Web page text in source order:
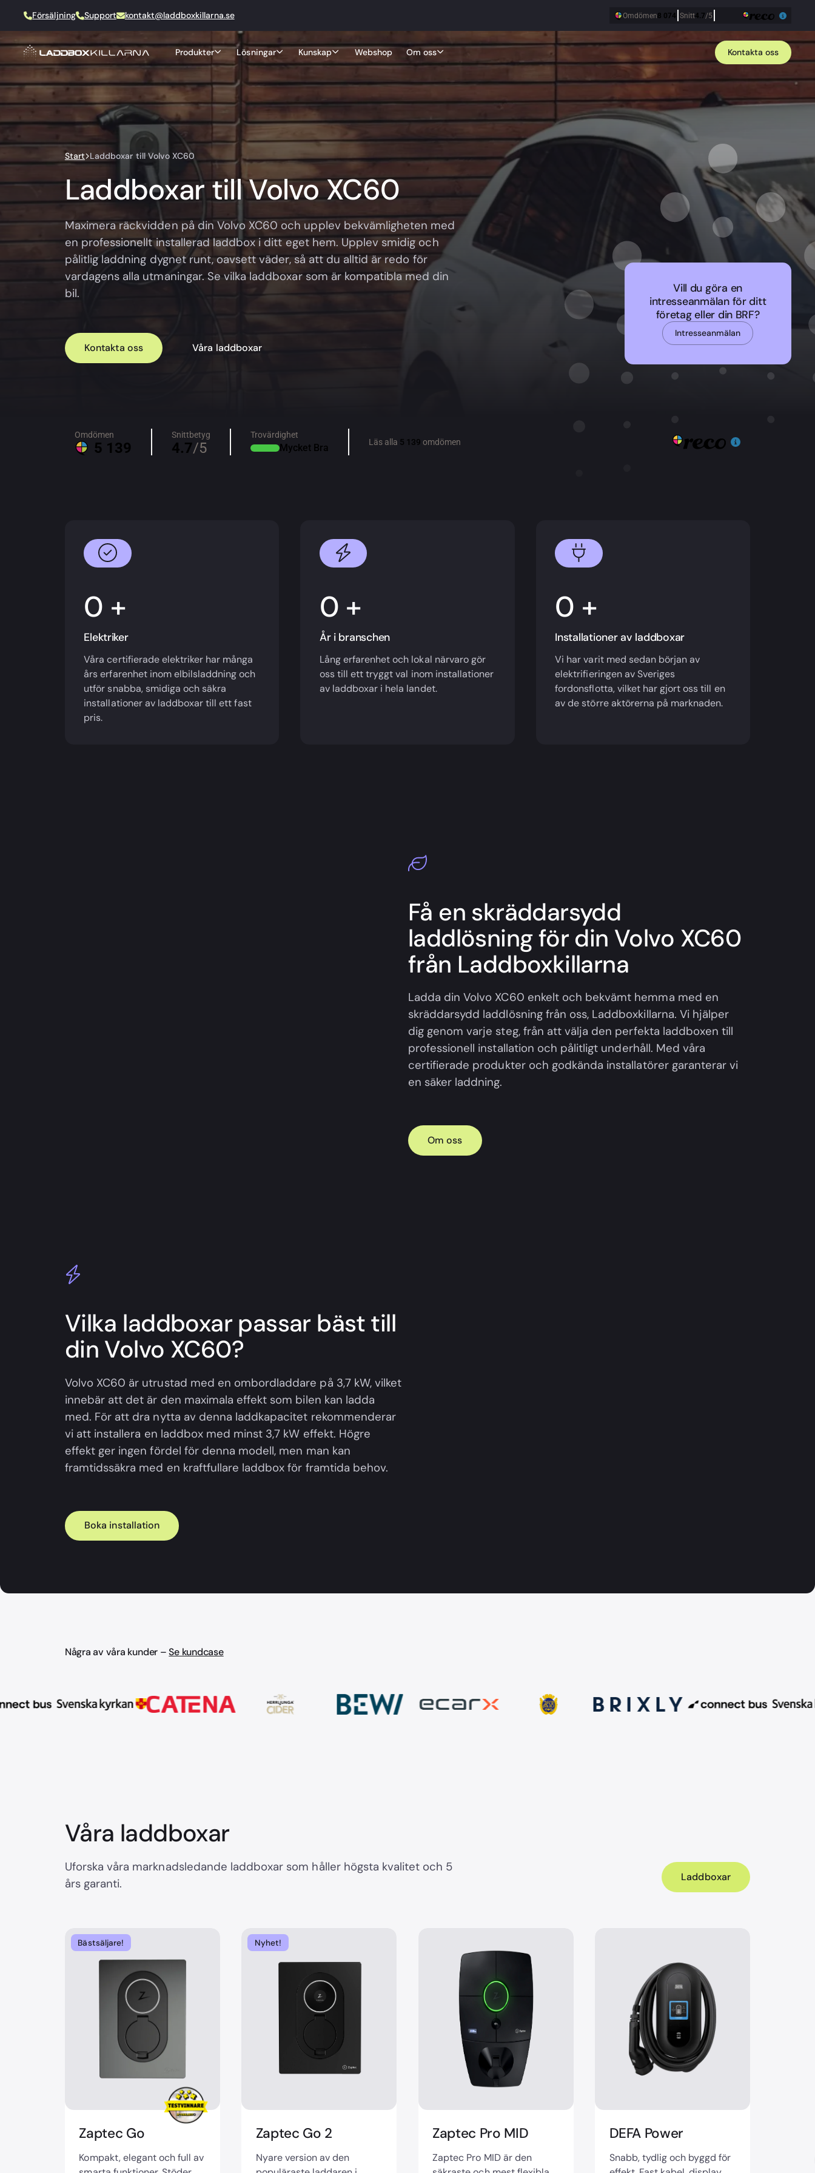
Försäljning Support kontakt@laddboxkillarna.se
Produkter Lösningar Kunskap Webshop Om oss Kontakta oss
Start Laddboxar till Volvo XC60
Laddboxar till Volvo XC60
Maximera räckvidden på din Volvo XC60 och upplev bekvämligheten med
en professionellt installerad laddbox i ditt eget hem. Upplev smidig och
pålitlig laddning dygnet runt, oavsett väder, så att du alltid är redo för
vardagens alla utmaningar. Se vilka laddboxar som är kompatibla med din
bil.
Kontakta oss Våra laddboxar
Vill du göra en
intresseanmälan för ditt
företag eller din BRF?
Intresseanmälan
+
Elektriker
Våra certifierade elektriker har många
års erfarenhet inom elbilsladdning och
utför snabba, smidiga och säkra
installationer av laddboxar till ett fast
pris.
+
År i branschen
Lång erfarenhet och lokal närvaro gör
oss till ett tryggt val inom installationer
av laddboxar i hela landet.
+
Installationer av laddboxar
Vi har varit med sedan början av
elektrifieringen av Sveriges
fordonsflotta, vilket har gjort oss till en
av de större aktörerna på marknaden.
Få en skräddarsydd
laddlösning för din Volvo XC60
från Laddboxkillarna
Ladda din Volvo XC60 enkelt och bekvämt hemma med en
skräddarsydd laddlösning från oss, Laddboxkillarna. Vi hjälper
dig genom varje steg, från att välja den perfekta laddboxen till
professionell installation och pålitligt underhåll. Med våra
certifierade produkter och godkända installatörer garanterar vi
en säker laddning.
Om oss
Vilka laddboxar passar bäst till
din Volvo XC60?
Volvo XC60 är utrustad med en ombordladdare på 3,7 kW, vilket
innebär att det är den maximala effekt som bilen kan ladda
med. För att dra nytta av denna laddkapacitet rekommenderar
vi att installera en laddbox med minst 3,7 kW effekt. Högre
effekt ger ingen fördel för denna modell, men man kan
framtidssäkra med en kraftfullare laddbox för framtida behov.
Boka installation
Några av våra kunder –Se kundcase
Våra laddboxar
Uforska våra marknadsledande laddboxar som håller högsta kvalitet och 5
års garanti.
Laddboxar
Bästsäljare!
Zaptec Go
Kompakt, elegant och full av
Nyhet!
Zaptec Go 2
Nyare version av den
Zaptec Pro MID
Zaptec Pro MID är den
DEFA Power
Snabb, tydlig och byggd för